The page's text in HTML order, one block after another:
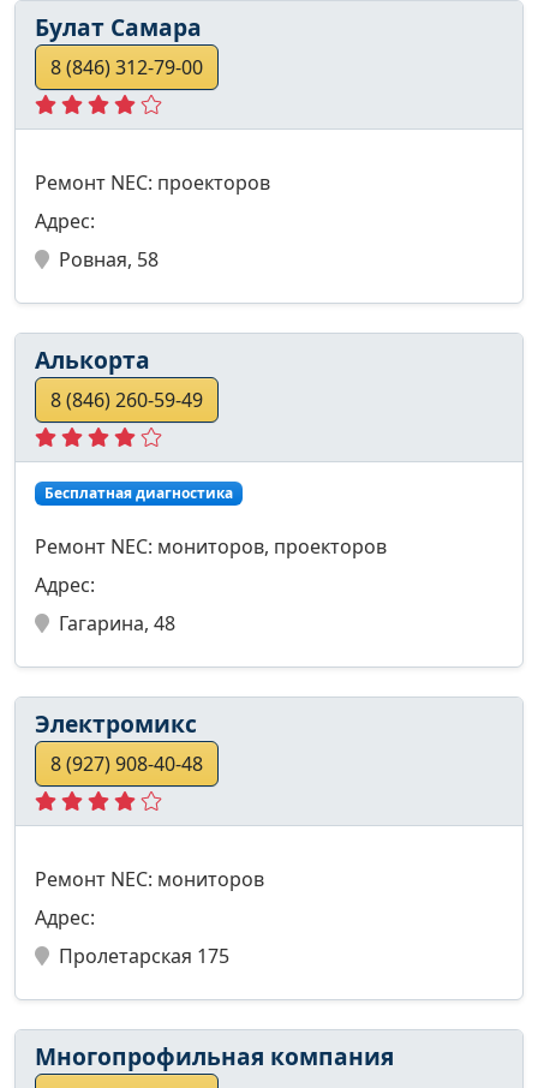
Булат Самара
8 (846) 312-79-00
Ремонт NEC: проекторов
Адрес:
Ровная, 58
Алькорта
8 (846) 260-59-49
Бесплатная диагностика
Ремонт NEC: мониторов, проекторов
Адрес:
Гагарина, 48
Электромикс
8 (927) 908-40-48
Ремонт NEC: мониторов
Адрес:
Пролетарская 175
Многопрофильная компания